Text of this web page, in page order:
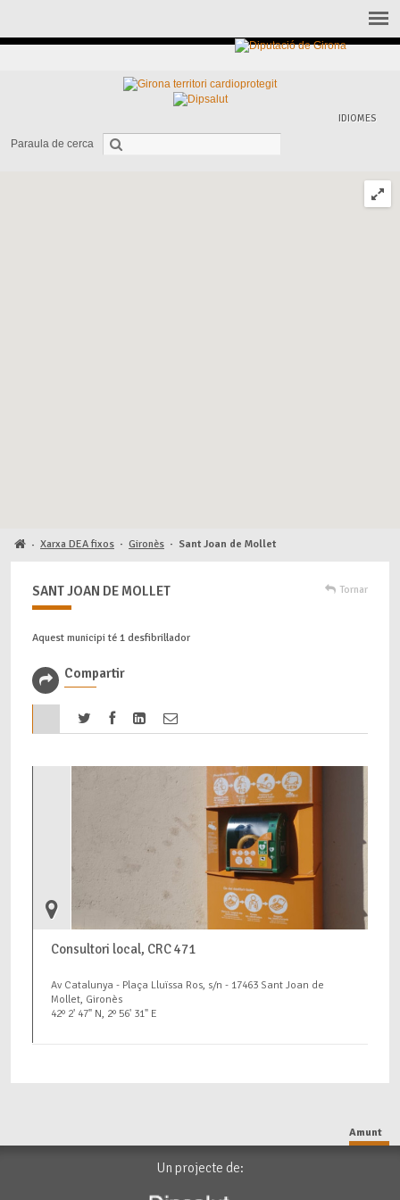
IDIOMES
Paraula de cerca
· Xarxa DEA fixos · Gironès · Sant Joan de Mollet
Tornar
SANT JOAN DE MOLLET
Aquest municipi té 1 desfibril·lador
Compartir
Consultori local, CRC 471
Av Catalunya - Plaça Lluïssa Ros, s/n - 17463 Sant Joan de
Mollet, Gironès
42º 2' 47" N, 2º 56' 31" E
Amunt
Un projecte de: